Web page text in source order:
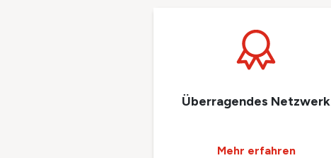
Überragendes Netzwerk
Mehr erfahren